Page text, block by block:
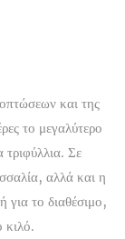
και της
το μεγαλύτερο
τριφύλλια. Σε
αλλά και η
για το διαθέσιμο,
κιλό.